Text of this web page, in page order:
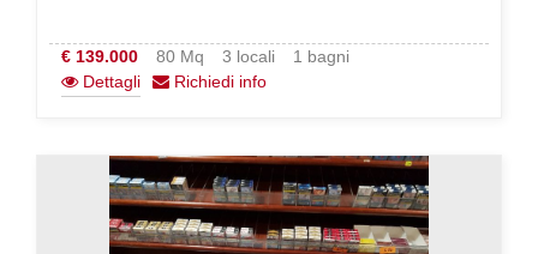
€ 139.000 80 Mq 3 locali
1 bagni
Dettagli
Richiedi info